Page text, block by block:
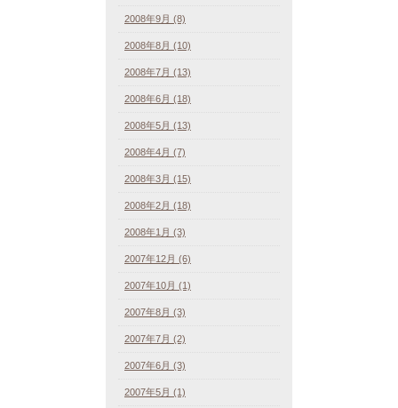
2008年9月 (8)
2008年8月 (10)
2008年7月 (13)
2008年6月 (18)
2008年5月 (13)
2008年4月 (7)
2008年3月 (15)
2008年2月 (18)
2008年1月 (3)
2007年12月 (6)
2007年10月 (1)
2007年8月 (3)
2007年7月 (2)
2007年6月 (3)
2007年5月 (1)